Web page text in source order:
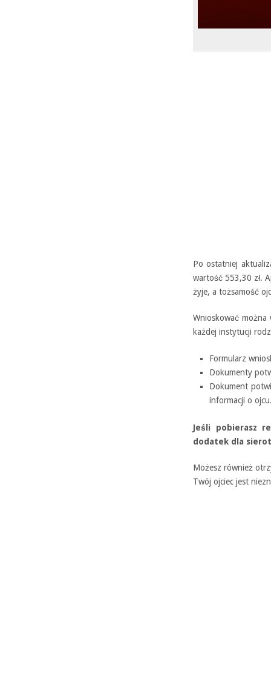
Po ostatniej
wartość 553,30 zł.
żyje, a tożsamość
Wnioskować
każdej instytucji
Formularz
Dokumenty
Dokument
informacji o
Jeśli pobierasz
dodatek dla
Możesz również
Twój ojciec jest